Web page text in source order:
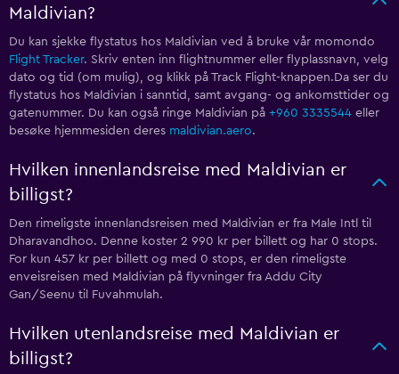
Maldivian?
Du kan sjekke flystatus hos Maldivian ved å bruke vår momondo
Flight Tracker. Skriv enten inn flightnummer eller flyplassnavn, velg
dato og tid (om mulig), og klikk på Track Flight-knappen.Da ser du
flystatus hos Maldivian i sanntid, samt avgang- og ankomsttider og
gatenummer. Du kan også ringe Maldivian på +960 3335544 eller
besøke hjemmesiden deres maldivian.aero.
Hvilken innenlandsreise med Maldivian er
billigst?
Den rimeligste innenlandsreisen med Maldivian er fra Male Intl til
Dharavandhoo. Denne koster 2 990 kr per billett og har 0 stops.
For kun 457 kr per billett og med 0 stops, er den rimeligste
enveisreisen med Maldivian på flyvninger fra Addu City
Gan/Seenu til Fuvahmulah.
Hvilken utenlandsreise med Maldivian er
billigst?